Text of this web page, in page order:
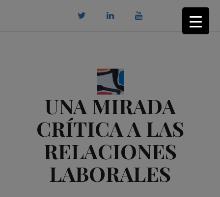
UNA MIRADA
CRÍTICA A LAS
RELACIONES
LABORALES